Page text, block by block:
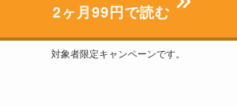
2ヶ月99円で読む
対象者限定キャンペーンです。